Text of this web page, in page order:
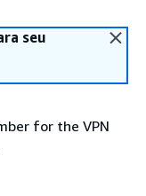
seu
for the VPN